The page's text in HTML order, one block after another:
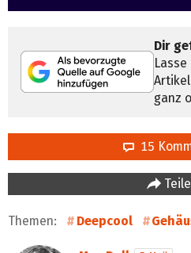
Dir
ganz
15
Themen: Deepcool